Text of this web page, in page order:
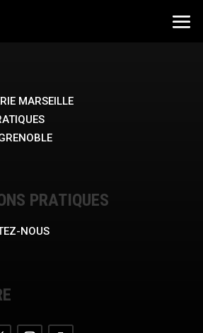
MARSEILLE
PRATIQUES
NOUS